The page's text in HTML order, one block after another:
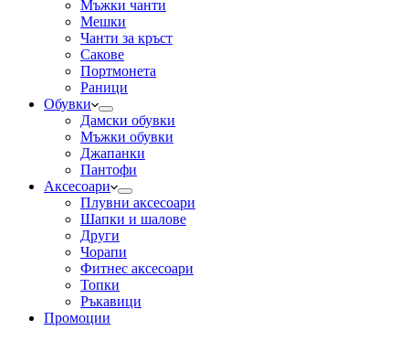
Мъжки чанти
Мешки
Чанти за кръст
Сакове
Портмонета
Раници
Обувки
Дамски обувки
Мъжки обувки
Джапанки
Пантофи
Аксесоари
Плувни аксесоари
Шапки и шалове
Други
Чорапи
Фитнес аксесоари
Топки
Ръкавици
Промоции